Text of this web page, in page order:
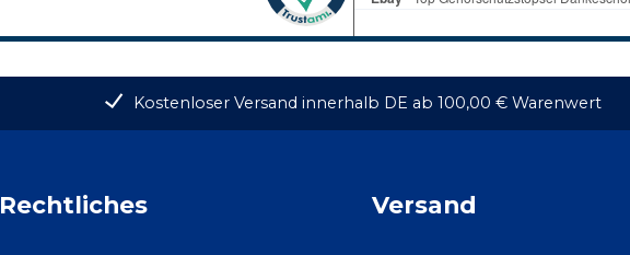
Kostenloser Versand innerhalb DE ab 100,00 € Warenwert
Rechtliches Versand